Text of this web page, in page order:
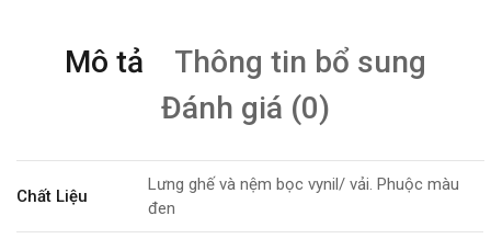
Mô tả
Thông tin bổ sung
Đánh giá (0)
Chất Liệu
Lưng ghế và nệm bọc vynil/ vải. Phuộc màu
đen